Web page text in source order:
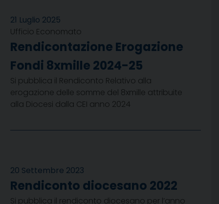
21 Luglio 2025
Ufficio Economato
Rendicontazione Erogazione
Fondi 8xmille 2024-25
Si pubblica il Rendiconto Relativo alla
erogazione delle somme del 8xmille attribuite
alla Diocesi dalla CEI anno 2024
20 Settembre 2023
Rendiconto diocesano 2022
Si pubblica il rendiconto diocesano per l’anno